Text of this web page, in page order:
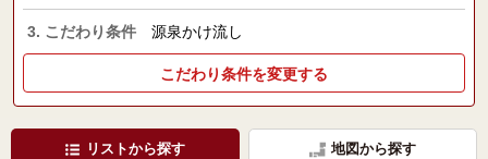
3. こだわり条件 源泉かけ流し
こだわり条件を変更する
リストから探す 地図から探す